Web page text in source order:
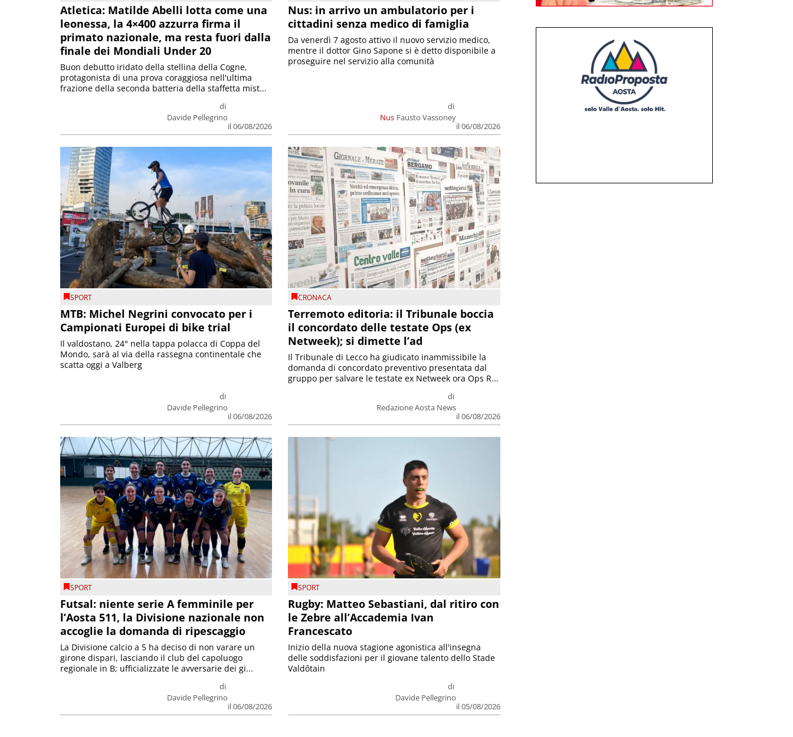
Atletica: Matilde Abelli lotta come una
leonessa, la 4×400 azzurra firma il
primato nazionale, ma resta fuori dalla
finale dei Mondiali Under 20
di
Davide Pellegrino
il 06/08/2026
Buon debutto iridato della stellina della Cogne,
protagonista di una prova coraggiosa nell'ultima
frazione della seconda batteria della staffetta mist...
Nus: in arrivo un ambulatorio per i
cittadini senza medico di famiglia
Nus
di
Fausto Vassoney
il 06/08/2026
Da venerdì 7 agosto attivo il nuovo servizio medico,
mentre il dottor Gino Sapone si è detto disponibile a
proseguire nel servizio alla comunità
SPORT
MTB: Michel Negrini convocato per i
Campionati Europei di bike trial
di
Davide Pellegrino
il 06/08/2026
Il valdostano, 24° nella tappa polacca di Coppa del
Mondo, sarà al via della rassegna continentale che
scatta oggi a Valberg
CRONACA
Terremoto editoria: il Tribunale boccia
il concordato delle testate Ops (ex
Netweek); si dimette l’ad
di
Redazione Aosta News
il 06/08/2026
Il Tribunale di Lecco ha giudicato inammissibile la
domanda di concordato preventivo presentata dal
gruppo per salvare le testate ex Netweek ora Ops R...
SPORT
Futsal: niente serie A femminile per
l’Aosta 511, la Divisione nazionale non
accoglie la domanda di ripescaggio
di
Davide Pellegrino
il 06/08/2026
La Divisione calcio a 5 ha deciso di non varare un
girone dispari, lasciando il club del capoluogo
regionale in B; ufficializzate le avversarie dei gi...
SPORT
Rugby: Matteo Sebastiani, dal ritiro con
le Zebre all’Accademia Ivan
Francescato
di
Davide Pellegrino
il 05/08/2026
Inizio della nuova stagione agonistica all'insegna
delle soddisfazioni per il giovane talento dello Stade
Valdôtain